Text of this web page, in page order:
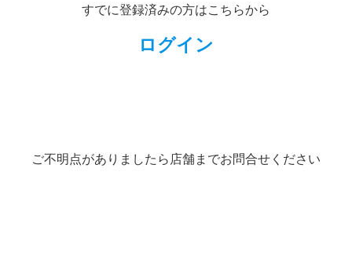
すでに登録済みの方はこちらから
ログイン
ご不明点がありましたら店舗までお問合せください